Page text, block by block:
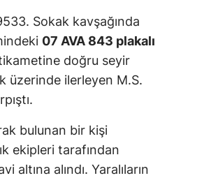
Sokak kavşağında
07 AVA 843 plakalı
doğru seyir
üzerinde ilerleyen M.S.
bulunan bir kişi
ekipleri tarafından
altına alındı. Yaralıların